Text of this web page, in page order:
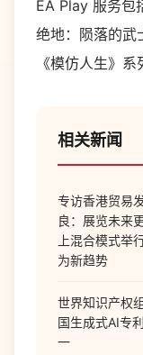
EA Play 服务包
绝地：陨落的武
《模仿人生》系
相关新闻
专访香港贸易
良：展览未来
上混合模式举
为新趋势
世界知识产权
国生成式AI专
一